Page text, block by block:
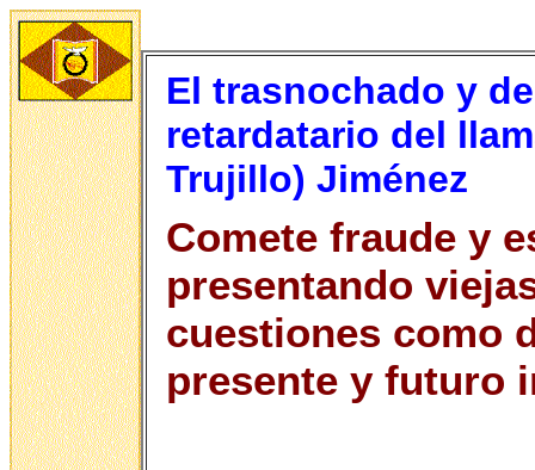
El trasnochado y
retardatario del
Trujillo) Jiménez
Comete fraude y
presentando
cuestiones como
presente y futuro